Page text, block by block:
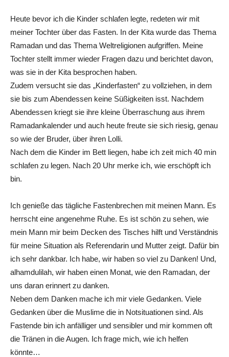
Heute bevor ich die Kinder schlafen legte, redeten wir mit
meiner Tochter über das Fasten. In der Kita wurde das Thema
Ramadan und das Thema Weltreligionen aufgriffen. Meine
Tochter stellt immer wieder Fragen dazu und berichtet davon,
was sie in der Kita besprochen haben.
Zudem versucht sie das „Kinderfasten“ zu vollziehen, in dem
sie bis zum Abendessen keine Süßigkeiten isst. Nachdem
Abendessen kriegt sie ihre kleine Überraschung aus ihrem
Ramadankalender und auch heute freute sie sich riesig, genau
so wie der Bruder, über ihren Lolli.
Nach dem die Kinder im Bett liegen, habe ich zeit mich 40 min
schlafen zu legen. Nach 20 Uhr merke ich, wie erschöpft ich
bin.
Ich genieße das tägliche Fastenbrechen mit meinen Mann. Es
herrscht eine angenehme Ruhe. Es ist schön zu sehen, wie
mein Mann mir beim Decken des Tisches hilft und Verständnis
für meine Situation als Referendarin und Mutter zeigt. Dafür bin
ich sehr dankbar. Ich habe, wir haben so viel zu Danken! Und,
alhamdulilah, wir haben einen Monat, wie den Ramadan, der
uns daran erinnert zu danken.
Neben dem Danken mache ich mir viele Gedanken. Viele
Gedanken über die Muslime die in Notsituationen sind. Als
Fastende bin ich anfälliger und sensibler und mir kommen oft
die Tränen in die Augen. Ich frage mich, wie ich helfen
könnte…